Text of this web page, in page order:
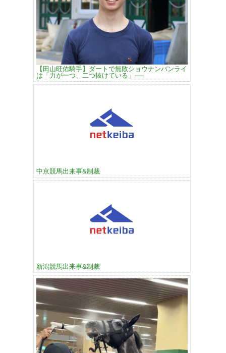
【田山旺佑騎手】ダートで無敗ショウナンバンライ
は「力が一つ、二つ抜けている」──
中京競馬出来事&制裁
新潟競馬出来事&制裁